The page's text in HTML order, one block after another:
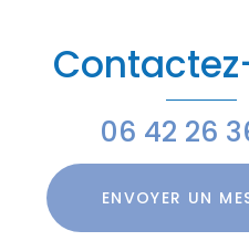
06 42 26
ENVOYER UN